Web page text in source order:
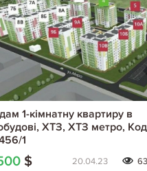
1-кімнатну квартиру в
ХТЗ, ХТЗ метро,
1
$ 20.04.23